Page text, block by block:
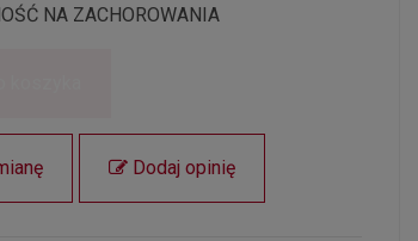
NA ZACHOROWANIA
Dodaj opinię